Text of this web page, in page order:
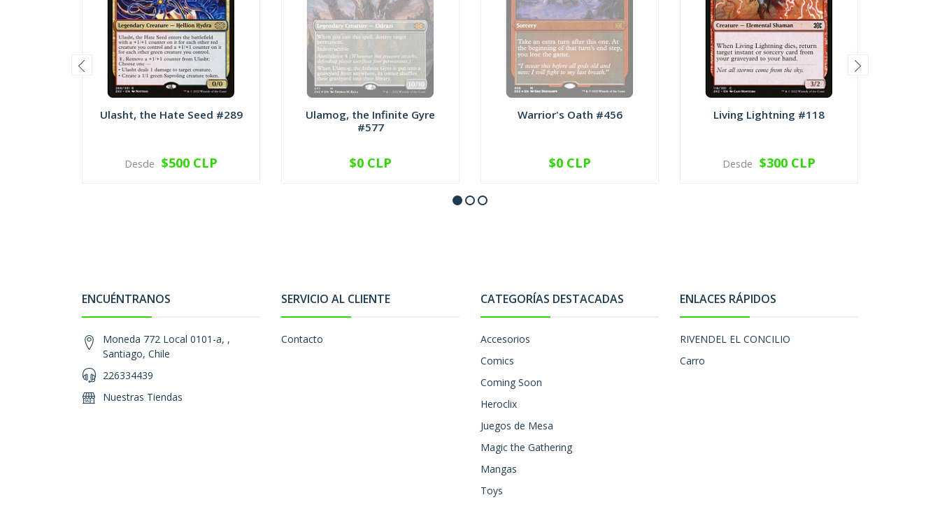
Ulasht, the Hate Seed #289
VER OPCIONES
Desde $500 CLP
Ulamog, the Infinite Gyre
#577
NO DISPONIBLE
$0 CLP
Warrior's Oath #456
NO DISPONIBLE
$0 CLP
Living Lightning #118
VER OPCIONES
Desde $300 CLP
ENCUÉNTRANOS
Moneda 772 Local 0101-a, ,
Santiago, Chile
226334439
Nuestras Tiendas
SERVICIO AL CLIENTE
Contacto
CATEGORÍAS DESTACADAS
Accesorios
Comics
Coming Soon
Heroclix
Juegos de Mesa
Magic the Gathering
Mangas
Toys
ENLACES RÁPIDOS
RIVENDEL EL CONCILIO
Carro